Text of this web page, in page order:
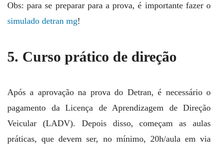
Obs: para se preparar para a prova, é importante fazer o
simulado detran mg!
5. Curso prático de direção
Após a aprovação na prova do Detran, é necessário o
pagamento da Licença de Aprendizagem de Direção
Veicular (LADV). Depois disso, começam as aulas
práticas, que devem ser, no mínimo, 20h/aula em via